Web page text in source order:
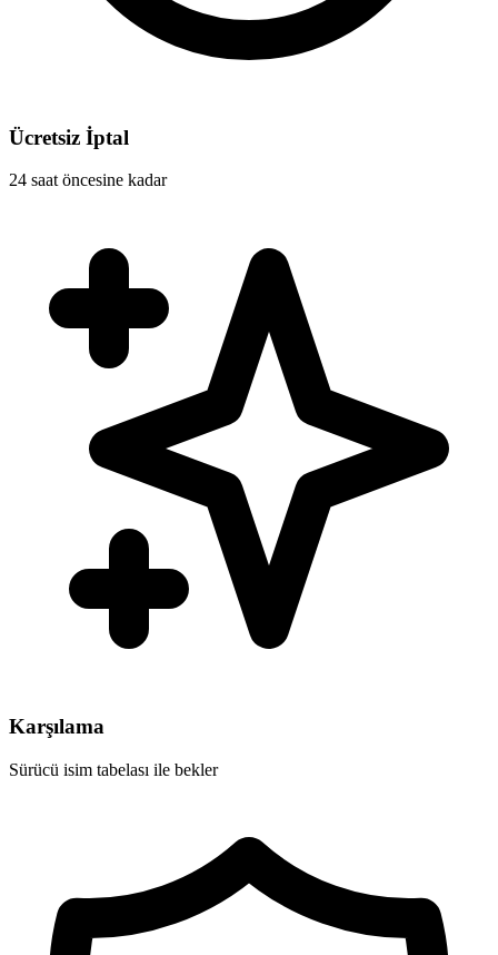
Ücretsiz İptal
24 saat öncesine kadar
Karşılama
Sürücü isim tabelası ile bekler